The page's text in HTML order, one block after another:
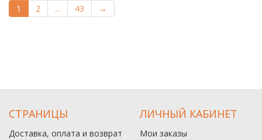
1 2 ... 43 →
СТРАНИЦЫ
Доставка, оплата и возврат
ЛИЧНЫЙ КАБИНЕТ
Мои заказы